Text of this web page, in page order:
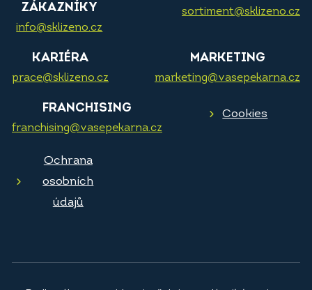
ZÁKAZNÍKY
info@sklizeno.cz
sortiment@sklizeno.cz
KARIÉRA
prace@sklizeno.cz
MARKETING
marketing@vasepekarna.cz
FRANCHISING
franchising@vasepekarna.cz
Cookies
Ochrana
osobních
údajů